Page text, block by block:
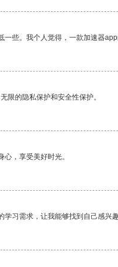
些。我个人觉得，一款加速器
限的隐私保护和安全性保护。
，享受美好时光。
习需求，让我能够找到自己感兴趣